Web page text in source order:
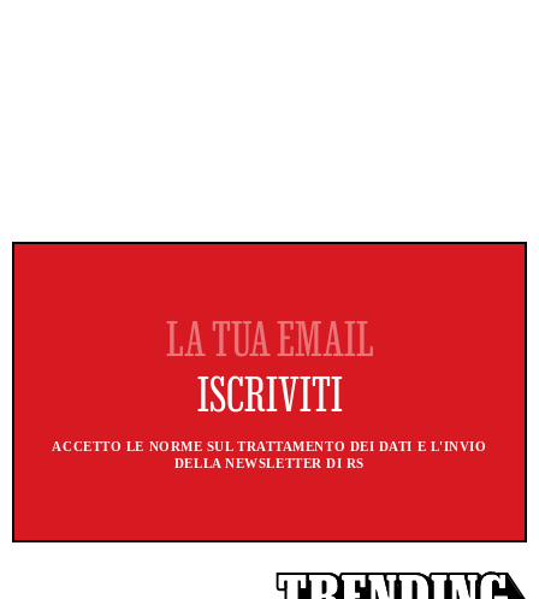
ACCETTO LE NORME SUL TRATTAMENTO DEI DATI E L'INVIO
DELLA NEWSLETTER DI RS